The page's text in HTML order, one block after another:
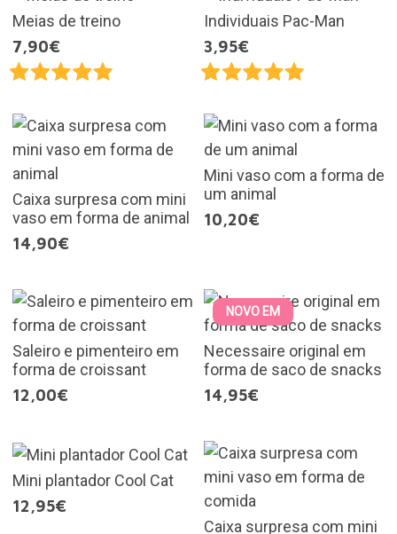
Meias de treino
7,90€
Individuais Pac-Man
3,95€
Caixa surpresa com mini
vaso em forma de animal
14,90€
Mini vaso com a forma de
um animal
10,20€
Saleiro e pimenteiro em
forma de croissant
12,00€
NOVO EM
Necessaire original em
forma de saco de snacks
14,95€
Mini plantador Cool Cat
12,95€
Caixa surpresa com mini